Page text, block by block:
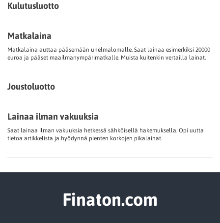
Kulutusluotto
Matkalaina
Matkalaina auttaa pääsemään unelmalomalle. Saat lainaa esimerkiksi 20000
euroa ja pääset maailmanympärimatkalle. Muista kuitenkin vertailla lainat.
Joustoluotto
Lainaa ilman vakuuksia
Saat lainaa ilman vakuuksia hetkessä sähköisellä hakemuksella. Opi uutta
tietoa artikkelista ja hyödynnä pienten korkojen pikalainat.
Finaton.com